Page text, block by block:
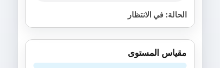
الحالة: في الانتظار
مقياس المستوى